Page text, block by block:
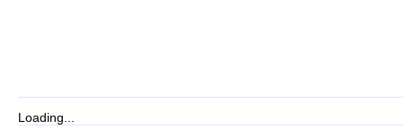
Loading...